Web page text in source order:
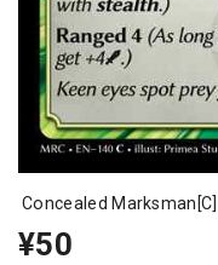
Concealed Marksman[C]
¥50